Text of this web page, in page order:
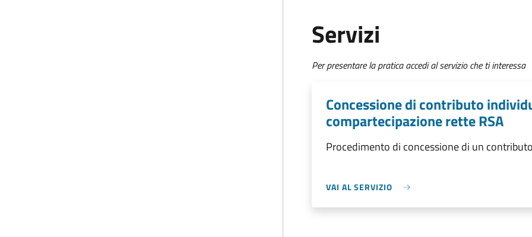
Servizi
Per presentare la pratica accedi al servizio che ti interessa
Concessione di contributo
compartecipazione rette RSA
Procedimento di concessione di un
VAI AL SERVIZIO